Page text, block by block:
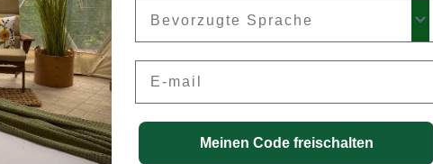
Meinen Code freischalten